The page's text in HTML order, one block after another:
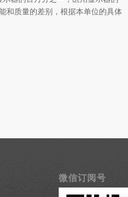
和质量的差别，根据本单位的具体
微信订阅号